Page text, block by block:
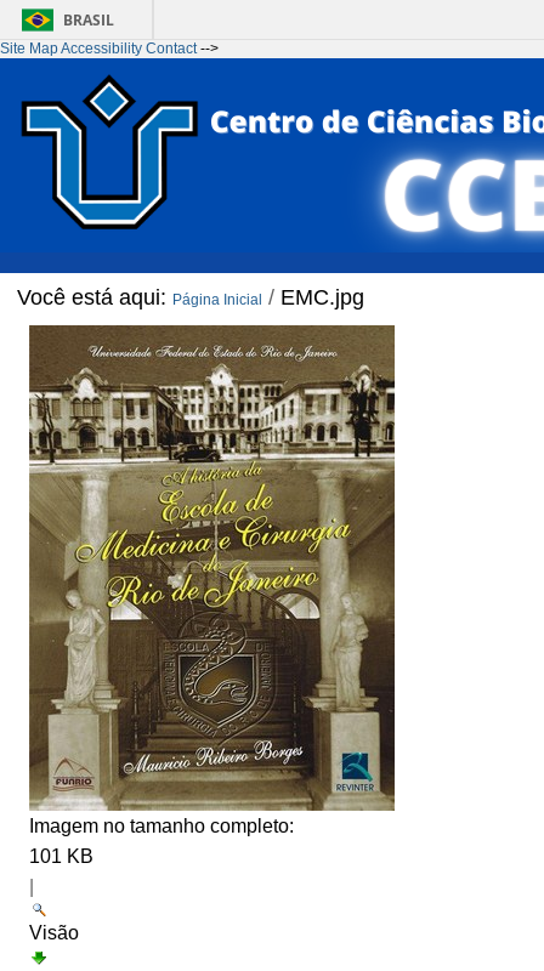
BRASIL
Ir para o conteúdo
Site MapAccessibility Contact-->
Você está aqui: Página Inicial / EMC.jpg
Imagem no tamanho completo:
101 KB
Visão